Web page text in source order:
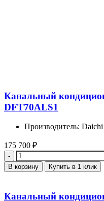
Канальный
DFT70ALS1
Производитель: Daichi
175 700 ₽
Количество
В корзину Купить в 1 клик
Канальный